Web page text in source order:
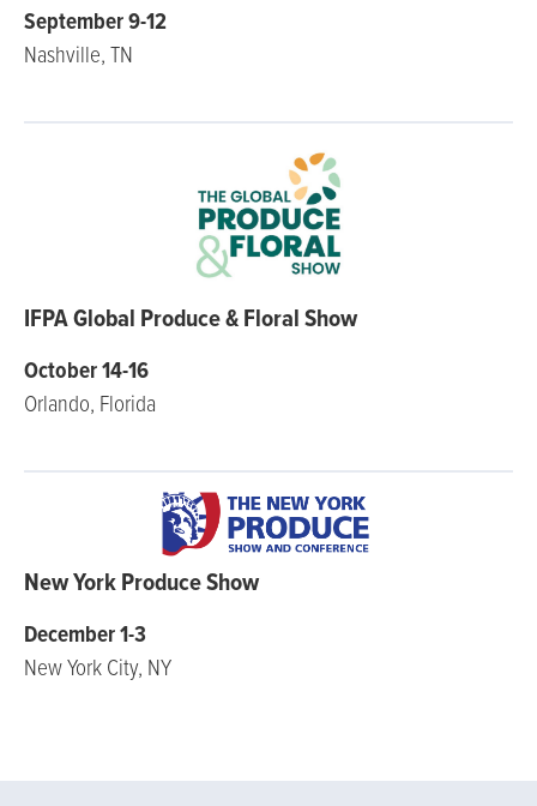
September 9-12
Nashville, TN
IFPA Global Produce & Floral Show
October 14-16
Orlando, Florida
New York Produce Show
December 1-3
New York City, NY